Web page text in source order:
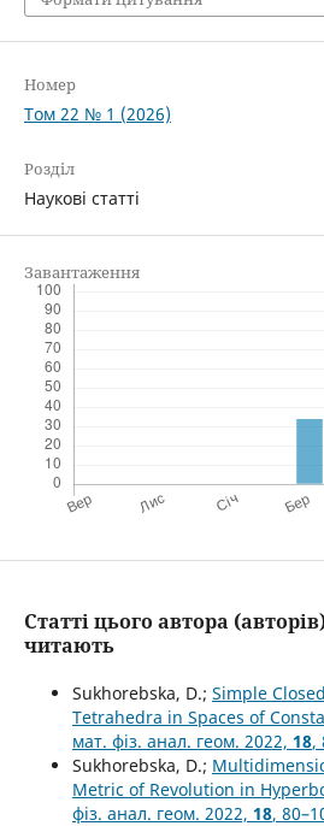
Номер
Том 22 № 1 (2026)
Розділ
Наукові статті
Завантаження
Статті цього автора
читають
Sukhorebska, D.; Simple
Tetrahedra in Spaces of
мат. фіз. анал. геом. 2022, 18,
Sukhorebska, D.;
Metric of Revolution in
фіз. анал. геом. 2022, 18,